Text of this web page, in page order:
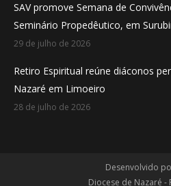
SAV promove Semana de
Seminário Propedêutico, em
29 de julho de 2026
Retiro Espiritual reúne diáconos
Nazaré em Limoeiro
28 de julho de 2026
Desenvolvido
Diocese de Nazaré -